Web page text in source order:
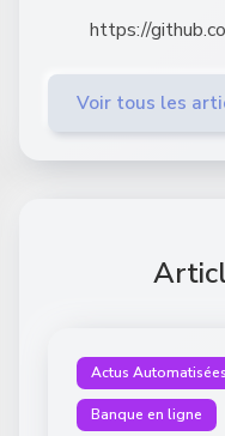
https://
Voir tous les
Actus Automatisées
Banque en ligne